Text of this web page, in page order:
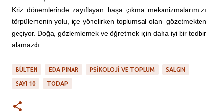
Kriz dönemlerinde zayıflayan başa çıkma mekanizmalarımızı
törpülemenin yolu, içe yönelirken toplumsal olanı gözetmekten
geçiyor. Doğa, gözlemlemek ve öğretmek için daha iyi bir tedbir
alamazdı...
BÜLTEN EDA PINAR PSIKOLOJI VE TOPLUM SALGIN
SAYI 10 TODAP